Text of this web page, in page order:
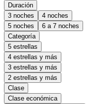
Duración
3 noches
4 noches
5 noches
6 a 7 noches
Categoría
5 estrellas
4 estrellas y más
3 estrellas y más
2 estrellas y más
Clase
Clase económica